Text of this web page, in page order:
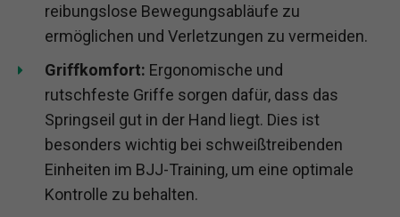
reibungslose Bewegungsabläufe zu
ermöglichen und Verletzungen zu vermeiden.
Griffkomfort: Ergonomische und
rutschfeste Griffe sorgen dafür, dass das
Springseil gut in der Hand liegt. Dies ist
besonders wichtig bei schweißtreibenden
Einheiten im BJJ-Training, um eine optimale
Kontrolle zu behalten.